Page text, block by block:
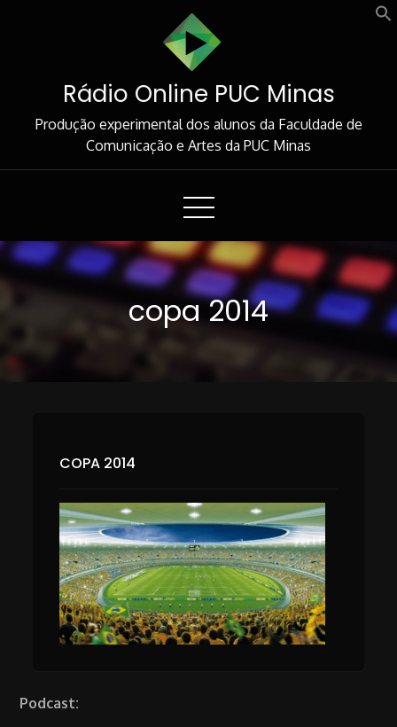
Rádio Online PUC Minas
Produção experimental dos alunos da Faculdade de
Comunicação e Artes da PUC Minas
copa 2014
COPA 2014
Podcast: